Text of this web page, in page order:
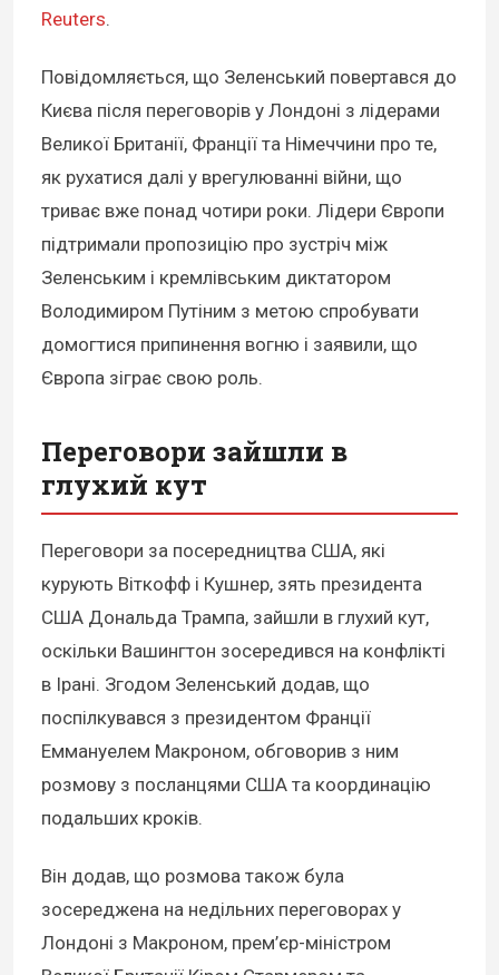
Reuters.
Повідомляється, що Зеленський повертався до
Києва після переговорів у Лондоні з лідерами
Великої Британії, Франції та Німеччини про те,
як рухатися далі у врегулюванні війни, що
триває вже понад чотири роки. Лідери Європи
підтримали пропозицію про зустріч між
Зеленським і кремлівським диктатором
Володимиром Путіним з метою спробувати
домогтися припинення вогню і заявили, що
Європа зіграє свою роль.
Переговори зайшли в
глухий кут
Переговори за посередництва США, які
курують Віткофф і Кушнер, зять президента
США Дональда Трампа, зайшли в глухий кут,
оскільки Вашингтон зосередився на конфлікті
в Ірані. Згодом Зеленський додав, що
поспілкувався з президентом Франції
Еммануелем Макроном, обговорив з ним
розмову з посланцями США та координацію
подальших кроків.
Він додав, що розмова також була
зосереджена на недільних переговорах у
Лондоні з Макроном, прем’єр-міністром